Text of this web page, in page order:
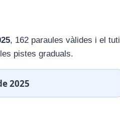
, 162 paraules vàlides i el tuti
pistes graduals.
2025